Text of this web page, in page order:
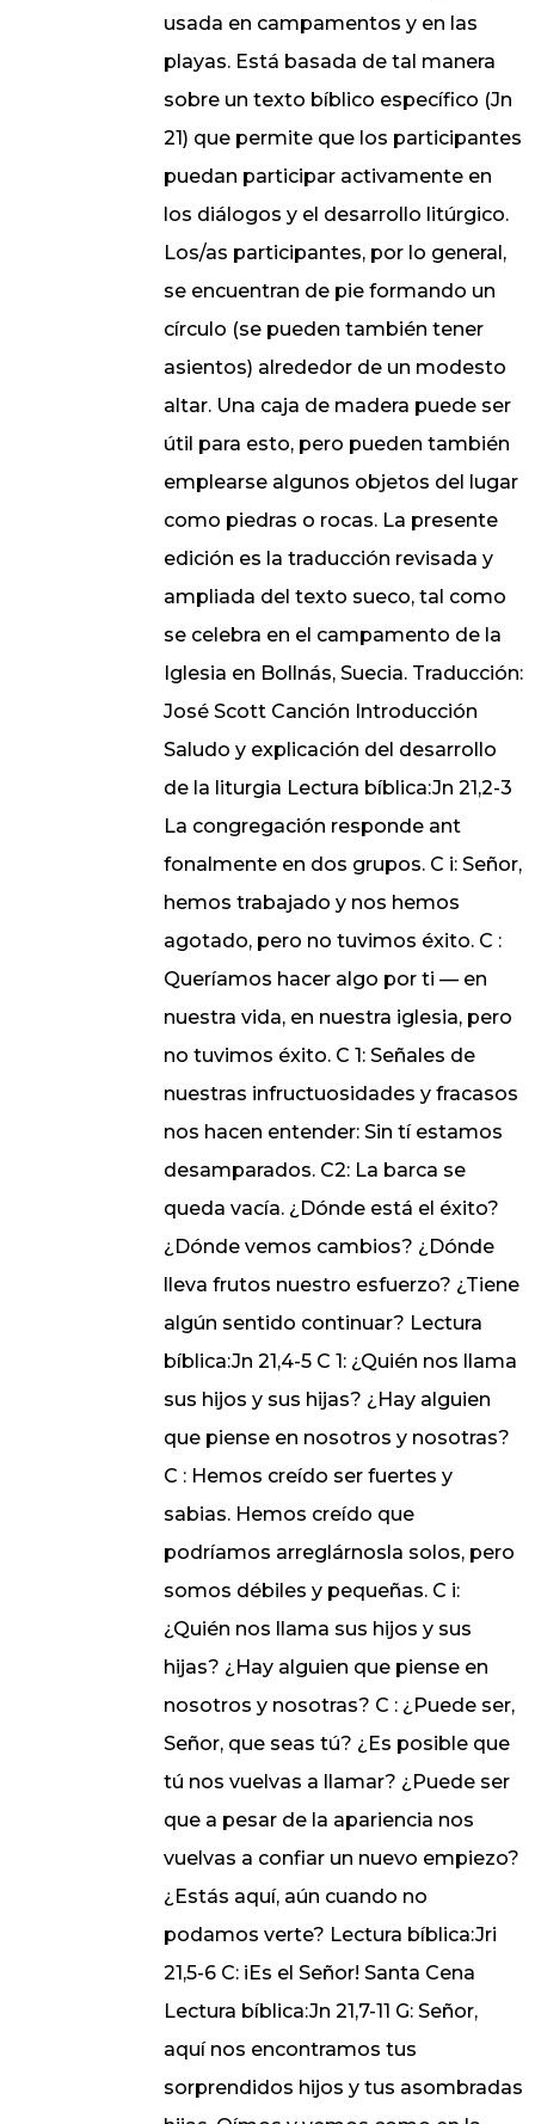
usada en campamentos y en las
playas. Está basada de tal manera
sobre un texto bíblico específico (Jn
21) que permite que los participantes
puedan participar activamente en
los diálogos y el desarrollo litúrgico.
Los/as participantes, por lo general,
se encuentran de pie formando un
círculo (se pueden también tener
asientos) alrededor de un modesto
altar. Una caja de madera puede ser
útil para esto, pero pueden también
emplearse algunos objetos del lugar
como piedras o rocas. La presente
edición es la traducción revisada y
ampliada del texto sueco, tal como
se celebra en el campamento de la
Iglesia en Bollnás, Suecia. Traducción:
José Scott Canción Introducción
Saludo y explicación del desarrollo
de la liturgia Lectura bíblica:Jn 21,2-3
La congregación responde ant
fonalmente en dos grupos. C i: Señor,
hemos trabajado y nos hemos
agotado, pero no tuvimos éxito. C :
Queríamos hacer algo por ti — en
nuestra vida, en nuestra iglesia, pero
no tuvimos éxito. C 1: Señales de
nuestras infructuosidades y fracasos
nos hacen entender: Sin tí estamos
desamparados. C2: La barca se
queda vacía. ¿Dónde está el éxito?
¿Dónde vemos cambios? ¿Dónde
lleva frutos nuestro esfuerzo? ¿Tiene
algún sentido continuar? Lectura
bíblica:Jn 21,4-5 C 1: ¿Quién nos llama
sus hijos y sus hijas? ¿Hay alguien
que piense en nosotros y nosotras?
C : Hemos creído ser fuertes y
sabias. Hemos creído que
podríamos arreglárnosla solos, pero
somos débiles y pequeñas. C i:
¿Quién nos llama sus hijos y sus
hijas? ¿Hay alguien que piense en
nosotros y nosotras? C : ¿Puede ser,
Señor, que seas tú? ¿Es posible que
tú nos vuelvas a llamar? ¿Puede ser
que a pesar de la apariencia nos
vuelvas a confiar un nuevo empiezo?
¿Estás aquí, aún cuando no
podamos verte? Lectura bíblica:Jri
21,5-6 C: iEs el Señor! Santa Cena
Lectura bíblica:Jn 21,7-11 G: Señor,
aquí nos encontramos tus
sorprendidos hijos y tus asombradas